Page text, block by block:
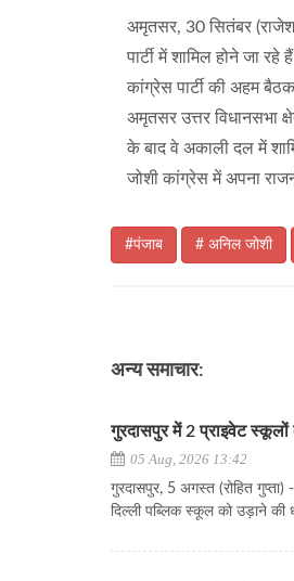
अमृतसर, 30 सितंबर (राजेश
पार्टी में शामिल होने जा
कांग्रेस पार्टी की अहम
अमृतसर उत्तर विधानसभा
के बाद वे अकाली दल में
जोशी कांग्रेस में अपना
#पंजाब # अनिल जोशी
अन्य समाचार:
गुरदासपुर में 2 प्राइवेट
05 Aug, 2026 13:42
गुरदासपुर, 5 अगस्त (रोहित
दिल्ली पब्लिक स्कूल को उड़ाने की